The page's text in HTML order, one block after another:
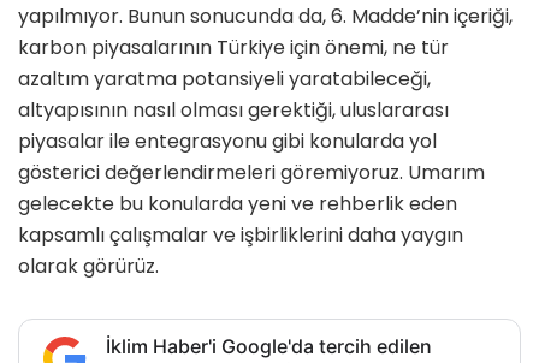
yapılmıyor. Bunun sonucunda da, 6. Madde’nin içeriği,
karbon piyasalarının Türkiye için önemi, ne tür
azaltım yaratma potansiyeli yaratabileceği,
altyapısının nasıl olması gerektiği, uluslararası
piyasalar ile entegrasyonu gibi konularda yol
gösterici değerlendirmeleri göremiyoruz. Umarım
gelecekte bu konularda yeni ve rehberlik eden
kapsamlı çalışmalar ve işbirliklerini daha yaygın
olarak görürüz.
İklim Haber'i Google'da tercih edilen